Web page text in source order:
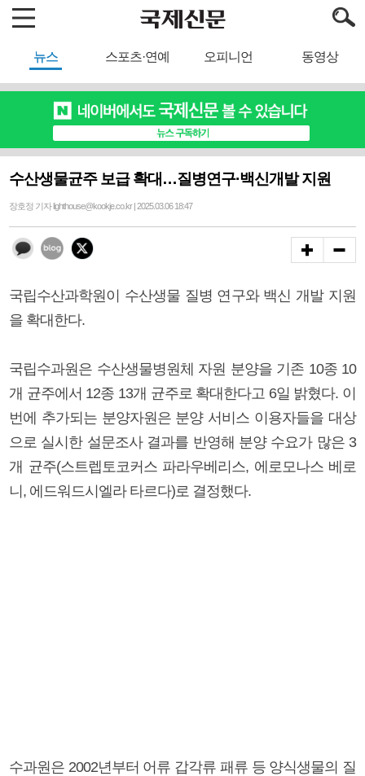
뉴스 스포츠·연예 오피니언 동영상
수산생물균주 보급 확대…질병연구·백신개발 지원
장호정 기자 lighthouse@kookje.co.kr | 2025.03.06 18:47
국립수산과학원이 수산생물 질병 연구와 백신 개발 지원
을 확대한다.
국립수과원은 수산생물병원체 자원 분양을 기존 10종 10
개 균주에서 12종 13개 균주로 확대한다고 6일 밝혔다. 이
번에 추가되는 분양자원은 분양 서비스 이용자들을 대상
으로 실시한 설문조사 결과를 반영해 분양 수요가 많은 3
개 균주(스트렙토코커스 파라우베리스, 에로모나스 베로
니, 에드워드시엘라 타르다)로 결정했다.
수과원은 2002년부터 어류 갑각류 패류 등 양식생물의 질